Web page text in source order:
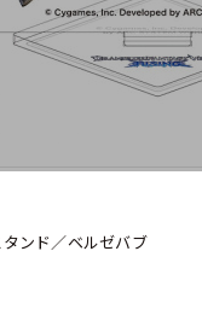
ンド／ベルゼバブ